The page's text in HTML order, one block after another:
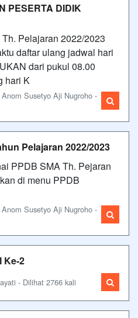
PESERTA DIDIK
Pelajaran 2022/2023
daftar ulang jadwal hari
dari pukul 08.00
hari K
Susetyo Aji Nugroho -
Pelajaran 2022/2023
PPDB SMA Th. Pejaran
di menu PPDB
Susetyo Aji Nugroho -
Ke-2
- Dilihat 2766 kali